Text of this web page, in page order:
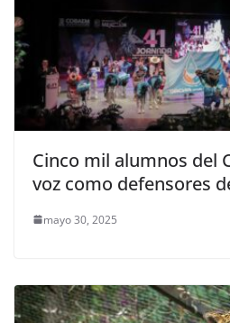
Cinco mil alumnos del
voz como defensores
mayo 30, 2025